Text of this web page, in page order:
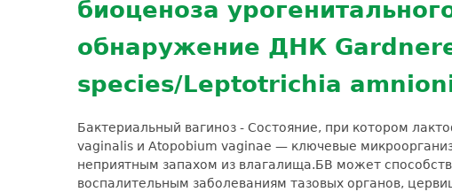
Расшифровка анализов
биоценоза
обнаружение ДНК
species/Leptotrichia
Бактериальный вагиноз - Состояние, при котором
vaginalis и Atopobium vaginae — ключевые
неприятным запахом из влагалища.БВ может
воспалительным заболеваниям тазовых органов,